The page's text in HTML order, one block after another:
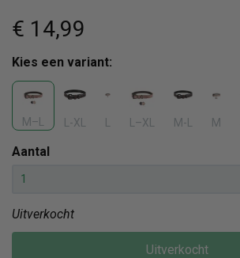
€ 14,99
Kies een variant:
M–L L-XL L L–XL M-L M
Aantal
Uitverkocht
Uitverkocht